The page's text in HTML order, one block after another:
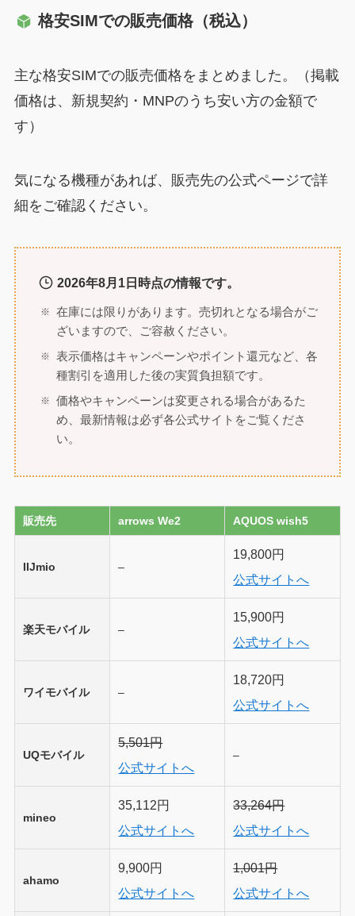
格安SIMでの販売価格（税込）
主な格安SIMでの販売価格をまとめました。（掲載
価格は、新規契約・MNPのうち安い方の金額で
す）
気になる機種があれば、販売先の公式ページで詳
細をご確認ください。
2026年8月1日時点の情報です。
在庫には限りがあります。売切れとなる場合がご
ざいますので、ご容赦ください。
表示価格はキャンペーンやポイント還元など、各
種割引を適用した後の実質負担額です。
価格やキャンペーンは変更される場合があるた
め、最新情報は必ず各公式サイトをご覧くださ
い。
販売先 arrows We2 AQUOS wish5
IIJmio –
19,800円
公式サイトへ
楽天モバイル –
15,900円
公式サイトへ
ワイモバイル –
18,720円
公式サイトへ
UQモバイル
5,501円
公式サイトへ
–
mineo
35,112円
公式サイトへ
33,264円
公式サイトへ
ahamo
9,900円
公式サイトへ
1,001円
公式サイトへ